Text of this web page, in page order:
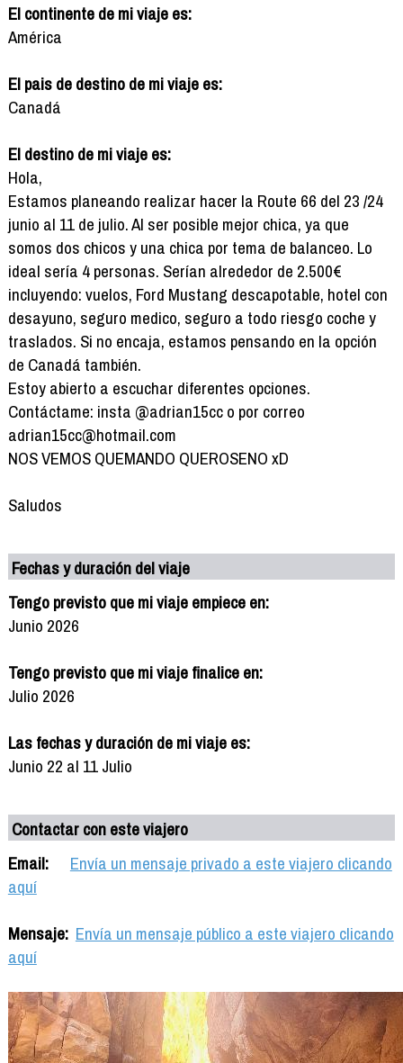
El continente de mi viaje es:
América
El pais de destino de mi viaje es:
Canadá
El destino de mi viaje es:
Hola,
Estamos planeando realizar hacer la Route 66 del 23 /24
junio al 11 de julio. Al ser posible mejor chica, ya que
somos dos chicos y una chica por tema de balanceo. Lo
ideal sería 4 personas. Serían alrededor de 2.500€
incluyendo: vuelos, Ford Mustang descapotable, hotel con
desayuno, seguro medico, seguro a todo riesgo coche y
traslados. Si no encaja, estamos pensando en la opción
de Canadá también.
Estoy abierto a escuchar diferentes opciones.
Contáctame: insta @adrian15cc o por correo
adrian15cc@hotmail.com
NOS VEMOS QUEMANDO QUEROSENO xD
Saludos
Fechas y duración del viaje
Tengo previsto que mi viaje empiece en:
Junio 2026
Tengo previsto que mi viaje finalice en:
Julio 2026
Las fechas y duración de mi viaje es:
Junio 22 al 11 Julio
Contactar con este viajero
Email:
Envía un mensaje privado a este viajero clicando
aquí
Mensaje: Envía un mensaje público a este viajero clicando
aquí